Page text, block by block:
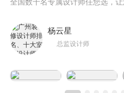
全国数千名专属设计师任您选，让
杨云星
总监设计师